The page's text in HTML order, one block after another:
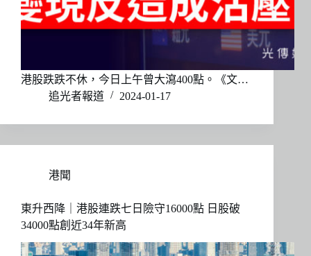
港股跌跌不休，今日上午曾大瀉400點。《文…
追光者報道
2024-01-17
港聞
東升西降｜港股連跌七日險守16000點 日股破
34000點創近34年新高